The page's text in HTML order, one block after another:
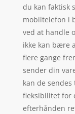
du kan faktisk
mobiltelefon i
ved at handle
ikke kan bære
flere gange
sender din
kan de
fleksibilitet for
efterhånden